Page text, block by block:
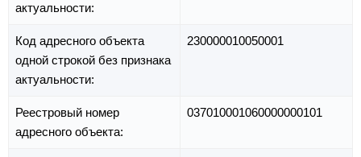
актуальности:
Код адресного объекта
одной строкой без признака
актуальности:
230000010050001
Реестровый номер
адресного объекта:
037010001060000000101